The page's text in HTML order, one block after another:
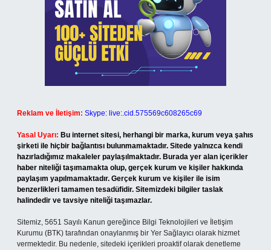
Reklam ve İletişim: Skype: live:.cid.575569c608265c69
Yasal Uyarı: Bu internet sitesi, herhangi bir marka, kurum veya şahıs
şirketi ile hiçbir bağlantısı bulunmamaktadır. Sitede yalnızca kendi
hazırladığımız makaleler paylaşılmaktadır. Burada yer alan içerikler
haber niteliği taşımamakta olup, gerçek kurum ve kişiler hakkında
paylaşım yapılmamaktadır. Gerçek kurum ve kişiler ile isim
benzerlikleri tamamen tesadüfidir. Sitemizdeki bilgiler taslak
halindedir ve tavsiye niteliği taşımazlar.
Sitemiz, 5651 Sayılı Kanun gereğince Bilgi Teknolojileri ve İletişim
Kurumu (BTK) tarafından onaylanmış bir Yer Sağlayıcı olarak hizmet
vermektedir. Bu nedenle, sitedeki içerikleri proaktif olarak denetleme